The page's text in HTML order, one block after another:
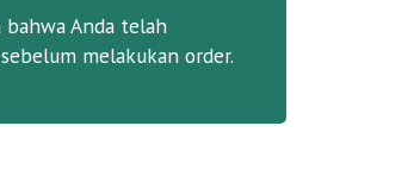
Anda telah
melakukan order.